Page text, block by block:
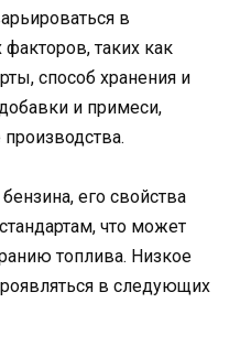
в
таких как
способ хранения и
и примеси,
его свойства
что может
топлива. Низкое
в следующих